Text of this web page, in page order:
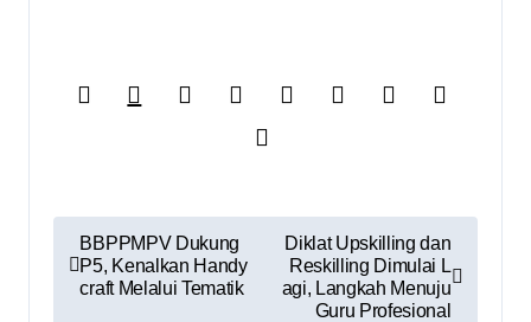
BBPPMPV Dukung
P5, Kenalkan Handy
craft Melalui Tematik
Diklat Upskilling dan
Reskilling Dimulai L
agi, Langkah Menuju
Guru Profesional